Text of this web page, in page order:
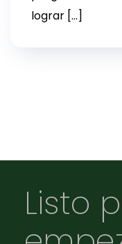
lograr […]
Listo